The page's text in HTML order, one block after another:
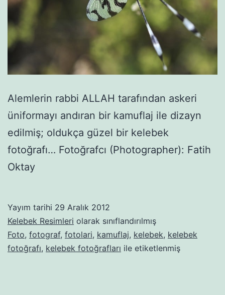
Alemlerin rabbi ALLAH tarafından askeri
üniformayı andıran bir kamuflaj ile dizayn
edilmiş; oldukça güzel bir kelebek
fotoğrafı… Fotoğrafcı (Photographer): Fatih
Oktay
Yayım tarihi 29 Aralık 2012
Kelebek Resimleri olarak sınıflandırılmış
Foto, fotograf, fotolari, kamuflaj, kelebek, kelebek
fotoğrafı, kelebek fotoğrafları ile etiketlenmiş